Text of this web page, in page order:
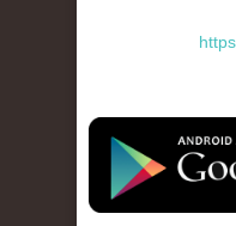
standard-icon-